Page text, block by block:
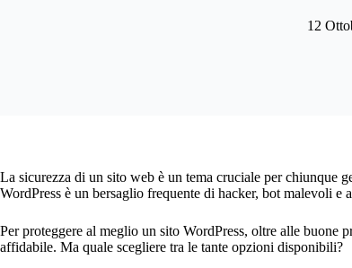
12
La sicurezza di un sito web è un tema cruciale per chiunque
WordPress è un bersaglio frequente di hacker, bot malevoli e
Per proteggere al meglio un sito WordPress, oltre alle buone
affidabile. Ma quale scegliere tra le tante opzioni disponibili?